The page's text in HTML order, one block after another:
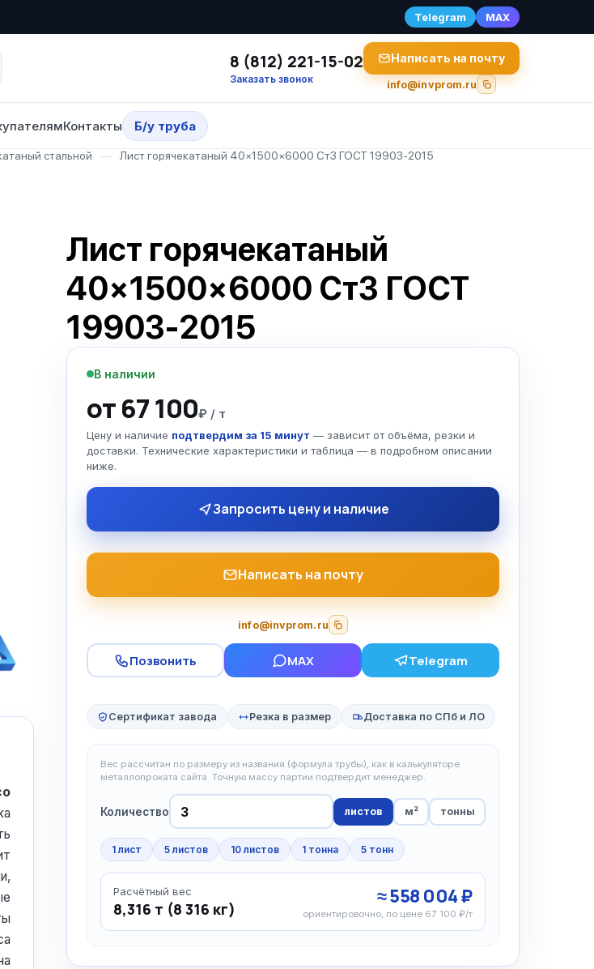
Telegram MAX
8 (812) 221-15-02
Заказать звонок
Написать на почту
info@invprom.ru
Контакты Б/у труба
стальной — Лист горячекатаный 40×1500×6000 Ст3 ГОСТ 19903-2015
Лист горячекатаный
40×1500×6000 Ст3 ГОСТ
19903-2015
В наличии
от 67 100₽ / т
Цену и наличие подтвердим за 15 минут — зависит от объёма, резки и
доставки. Технические характеристики и таблица — в подробном описании
ниже.
Запросить цену и наличие
Написать на почту
info@invprom.ru
Позвонить MAX Telegram
Сертификат завода Резка в размер Доставка по СПб и ЛО
Вес рассчитан по размеру из названия (формула трубы), как в калькуляторе
металлопроката сайта. Точную массу партии подтвердит менеджер.
Количество листов м² тонны
1 лист 5 листов 10 листов 1 тонна 5 тонн
Расчётный вес
8,316 т (8 316 кг)
≈ 558 004 ₽
ориентировочно, по цене 67 100 ₽/т